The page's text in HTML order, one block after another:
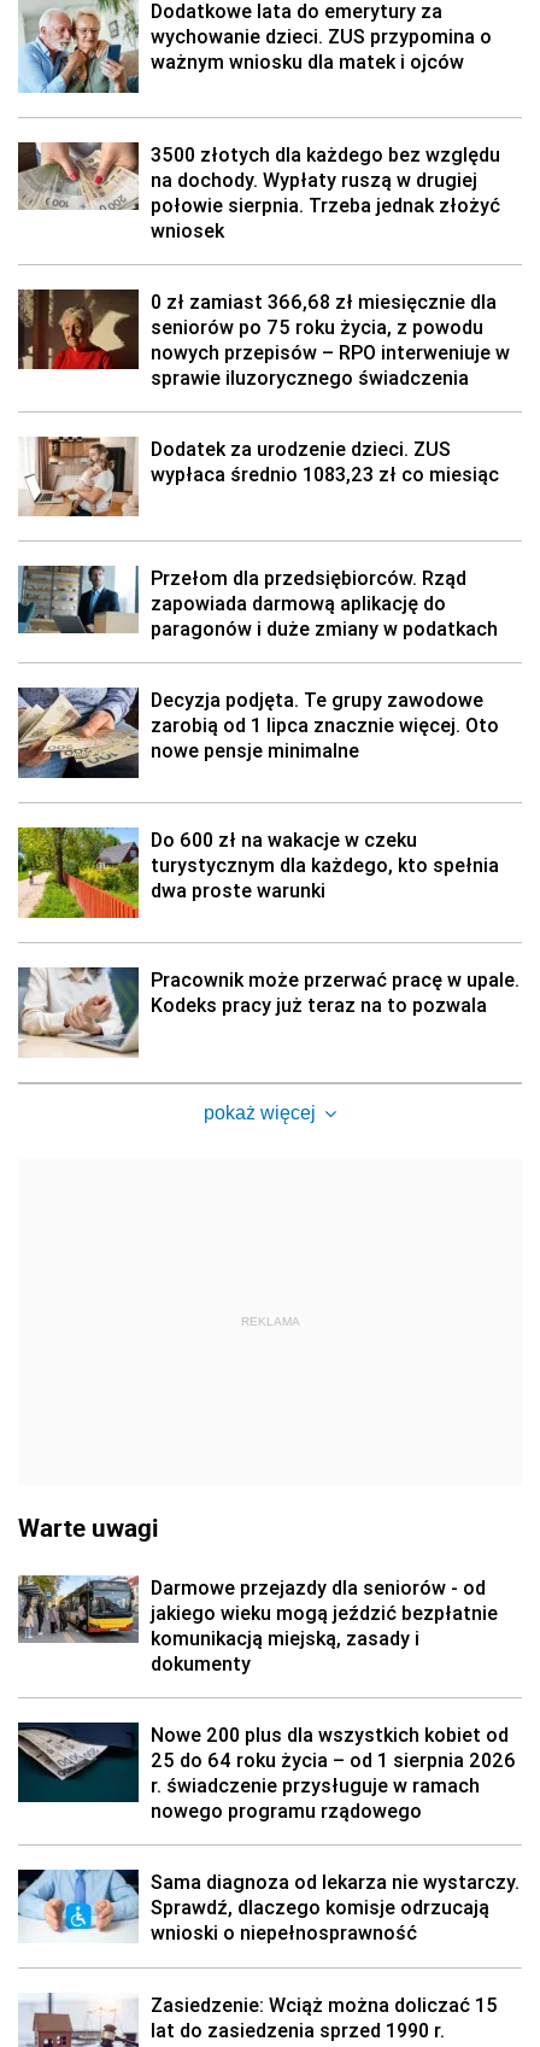
Dodatkowe lata do emerytury za
wychowanie dzieci. ZUS przypomina o
ważnym wniosku dla matek i ojców
3500 złotych dla każdego bez względu
na dochody. Wypłaty ruszą w drugiej
połowie sierpnia. Trzeba jednak złożyć
wniosek
0 zł zamiast 366,68 zł miesięcznie dla
seniorów po 75 roku życia, z powodu
nowych przepisów – RPO interweniuje w
sprawie iluzorycznego świadczenia
Dodatek za urodzenie dzieci. ZUS
wypłaca średnio 1083,23 zł co miesiąc
Przełom dla przedsiębiorców. Rząd
zapowiada darmową aplikację do
paragonów i duże zmiany w podatkach
Decyzja podjęta. Te grupy zawodowe
zarobią od 1 lipca znacznie więcej. Oto
nowe pensje minimalne
Do 600 zł na wakacje w czeku
turystycznym dla każdego, kto spełnia
dwa proste warunki
Pracownik może przerwać pracę w upale.
Kodeks pracy już teraz na to pozwala
pokaż więcej
REKLAMA
Warte uwagi
Darmowe przejazdy dla seniorów - od
jakiego wieku mogą jeździć bezpłatnie
komunikacją miejską, zasady i
dokumenty
Nowe 200 plus dla wszystkich kobiet od
25 do 64 roku życia – od 1 sierpnia 2026
r. świadczenie przysługuje w ramach
nowego programu rządowego
Sama diagnoza od lekarza nie wystarczy.
Sprawdź, dlaczego komisje odrzucają
wnioski o niepełnosprawność
Zasiedzenie: Wciąż można doliczać 15
lat do zasiedzenia sprzed 1990 r.